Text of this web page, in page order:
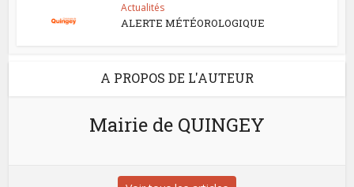
Actualités
ALERTE MÉTÉOROLOGIQUE
A PROPOS DE L'AUTEUR
Mairie de QUINGEY